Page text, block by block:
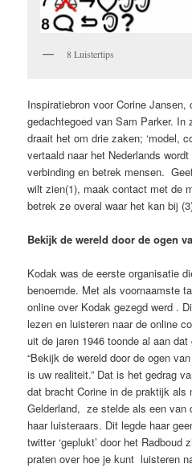
8 Luistertips
Inspiratiebron voor Corine
gedachtegoed van Sam Parker. In
draait het om drie zaken; ‘model,
vertaald naar het Nederlands
verbinding en betrek mensen.
wilt zien(1), maak contact met de
betrek ze overal waar het kan bij
Bekijk de wereld door de ogen
Kodak was de eerste organisatie
benoemde. Met als voornaamste
online over Kodak gezegd werd .
lezen en luisteren naar de online
uit de jaren 1946 toonde al aan
“Bekijk de wereld door de ogen
is uw realiteit.” Dat is het gedrag
dat bracht Corine in de praktijk als
Gelderland, ze stelde als een van
haar luisteraars. Dit legde haar
twitter ‘geplukt’ door het
praten over hoe je kunt luisteren